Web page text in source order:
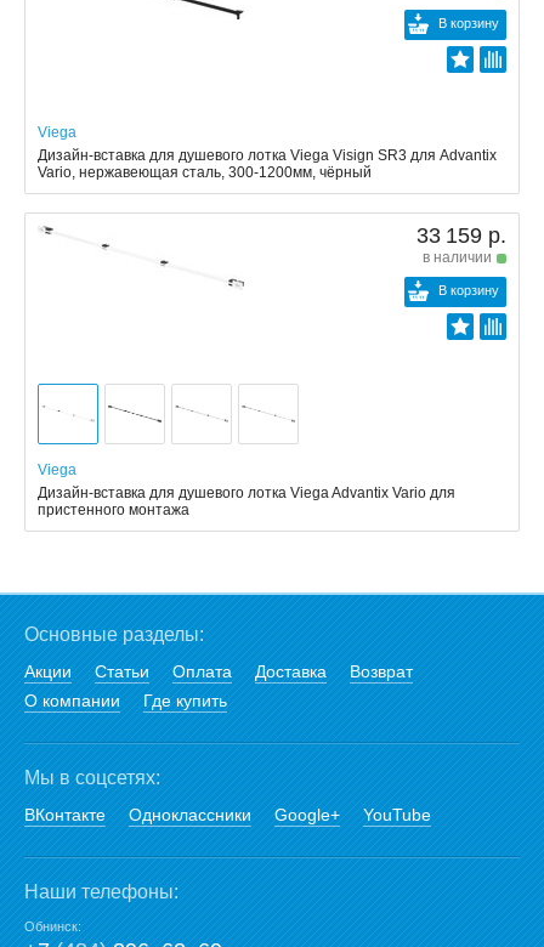
В корзину
Viega
Дизайн-вставка для душевого лотка Viega Visign SR3 для Advantix
Vario, нержавеющая сталь, 300-1200мм, чёрный
33 159 р.
в наличии
В корзину
Viega
Дизайн-вставка для душевого лотка Viega Advantix Vario для
пристенного монтажа
Основные разделы:
Акции Статьи Оплата Доставка
Возврат
О компании
Где купить
Мы в соцсетях:
ВКонтакте Одноклассники Google+ YouTube
Наши телефоны:
Обнинск: